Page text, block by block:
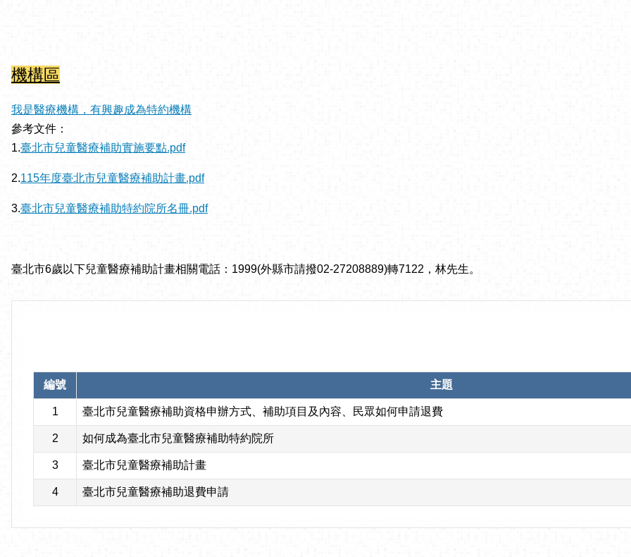
機構區
我是醫療機構，有興趣成為特約機構
參考文件：
1.臺北市兒童醫療補助實施要點.pdf
2.115年度臺北市兒童醫療補助計畫.pdf
3.臺北市兒童醫療補助特約院所名冊.pdf
臺北市6歲以下兒童醫療補助計畫相關電話：1999(外縣市請撥02-27208889)轉7122，林先生。
編號 主題
1 臺北市兒童醫療補助資格申辦方式、補助項目及內容、民眾如何申請退費
2 如何成為臺北市兒童醫療補助特約院所
3 臺北市兒童醫療補助計畫
4 臺北市兒童醫療補助退費申請